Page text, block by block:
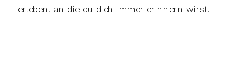
erleben, an die du dich immer erinnern wirst.